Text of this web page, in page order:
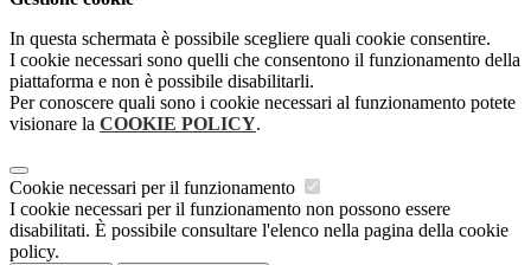
In questa schermata è possibile scegliere quali cookie consentire.
I cookie necessari sono quelli che consentono il funzionamento della
piattaforma e non è possibile disabilitarli.
Per conoscere quali sono i cookie necessari al funzionamento potete
visionare la COOKIE POLICY.
Cookie necessari per il funzionamento
I cookie necessari per il funzionamento non possono essere
disabilitati. È possibile consultare l'elenco nella pagina della cookie
policy.